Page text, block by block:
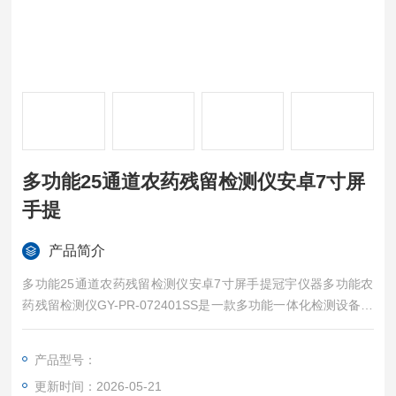
多功能25通道农药残留检测仪安卓7寸屏
手提
产品简介
多功能25通道农药残留检测仪安卓7寸屏手提冠宇仪器多功能农
药残留检测仪GY-PR-072401SS是一款多功能一体化检测设备，
融合分光光度法与胶体金免疫层析法，可满足多类食品安全指标
测，能输出浓度值与阴阳性结果；胶体金法适配多类检测卡，快
速识别检测指标阴阳性，检测精度优异。
产品型号：
更新时间：2026-05-21